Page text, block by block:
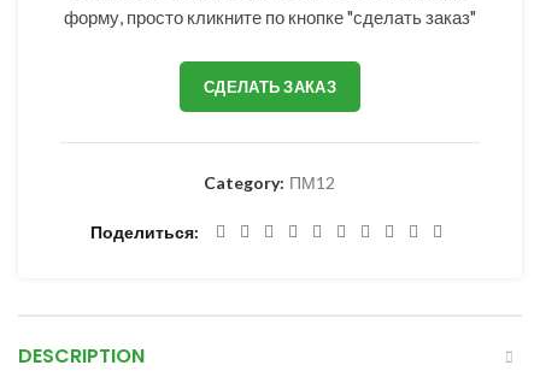
форму, просто кликните по кнопке "сделать заказ"
СДЕЛАТЬ ЗАКАЗ
Category: ПМ12
Поделиться
DESCRIPTION